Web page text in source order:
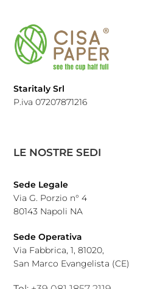
Staritaly Srl
P.iva 07207871216
LE NOSTRE SEDI
Sede Legale
Via G. Porzio n° 4
80143 Napoli NA
Sede Operativa
Via Fabbrica, 1, 81020,
San Marco Evangelista (CE)